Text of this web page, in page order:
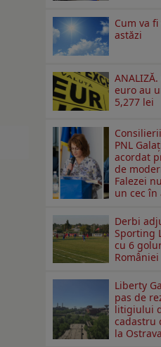
Cum va
astăzi
euro au
5,277 lei
PNL
acordat
de
Falezei
un cec în
Derbi
Sporting
cu 6
României
Liberty
pas de
litigiului
cadastru
la Ostrava